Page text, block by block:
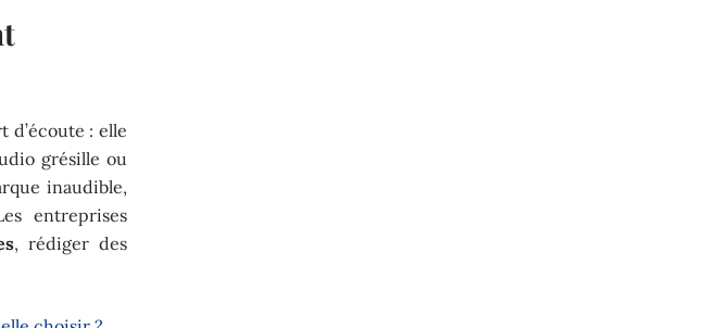
d’écoute : elle
grésille ou
inaudible,
entreprises
, rédiger des